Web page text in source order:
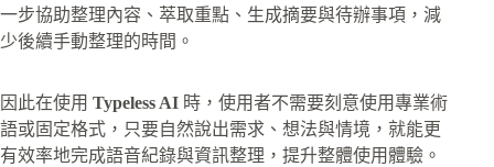
一步協助整理內容、萃取重點、生成摘要與待辦事項，減
少後續手動整理的時間。
因此在使用 Typeless AI 時，使用者不需要刻意使用專業術
語或固定格式，只要自然說出需求、想法與情境，就能更
有效率地完成語音紀錄與資訊整理，提升整體使用體驗。